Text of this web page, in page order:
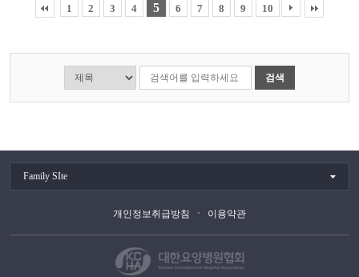
1 2 3 4 5 6 7 8 9 10
검색
Family SIte
개인정보취급방침 이용약관